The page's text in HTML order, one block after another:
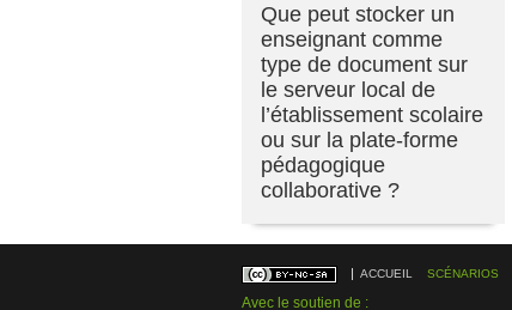
Que peut stocker un
enseignant comme
type de document sur
le serveur local de
l’établissement scolaire
ou sur la plate-forme
pédagogique
collaborative ?
ACCUEIL SCÉNARIOS
Avec le soutien de :